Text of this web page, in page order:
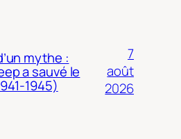
mythe :
a sauvé le
1945)
7
août
2026